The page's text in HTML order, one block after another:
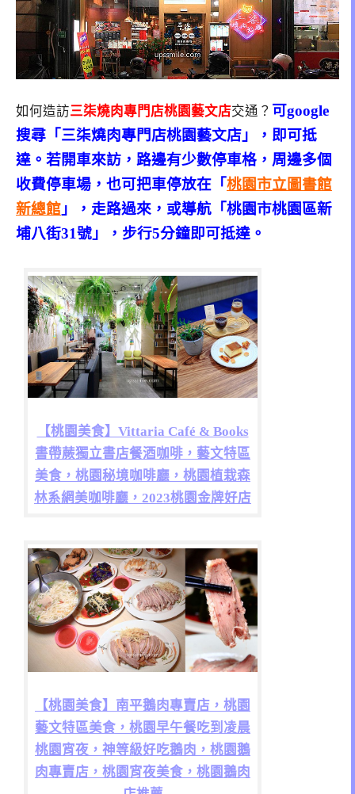
如何造訪三柒燒肉專門店桃園藝文店交通？ 可google
搜尋「三柒燒肉專門店桃園藝文店」，即可抵
達。若開車來訪，路邊有少數停車格，周邊多個
收費停車場，也可把車停放在「桃園市立圖書館
新總館 」，走路過來，或導航「桃園市桃園區新
埔八街31號」，步行5分鐘即可抵達。
【桃園美食】Vittaria Café & Books
書帶蕨獨立書店餐酒咖啡，藝文特區
美食，桃園秘境咖啡廳，桃園植栽森
林系網美咖啡廳，2023桃園金牌好店
【桃園美食】南平鵝肉專賣店，桃園
藝文特區美食，桃園早午餐吃到凌晨
桃園宵夜，神等級好吃鵝肉，桃園鵝
肉專賣店，桃園宵夜美食，桃園鵝肉